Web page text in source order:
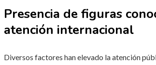
Presencia de figuras
atención internacional
Diversos factores han elevado la atención